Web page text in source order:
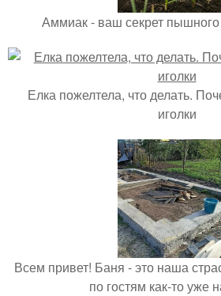
Аммиак - ваш секрет пышного
Елка пожелтела, что делать.
иголки
Всем привет! Баня - это наша
по гостям как-то уже